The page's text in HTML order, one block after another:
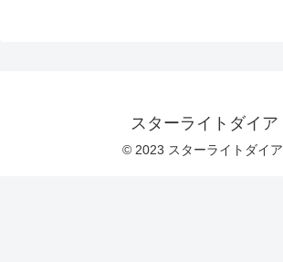
スターライトダイア
© 2023 スターライトダイア.